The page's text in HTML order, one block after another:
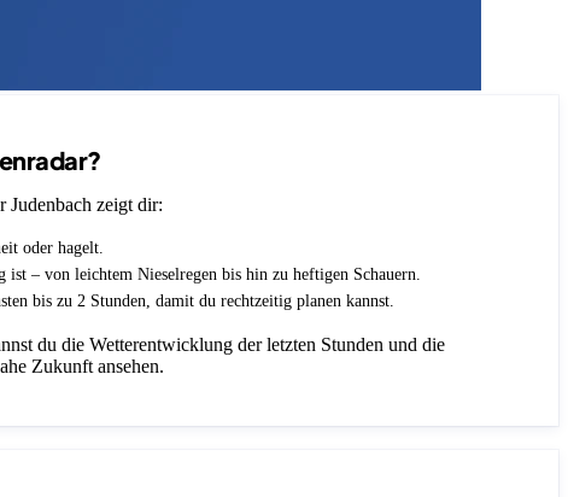
Judenbach zeigt dir:
oder hagelt.
ist – von leichtem Nieselregen bis hin zu heftigen Schauern.
bis zu 2 Stunden, damit du rechtzeitig planen kannst.
du die Wetterentwicklung der letzten Stunden und die
Zukunft ansehen.